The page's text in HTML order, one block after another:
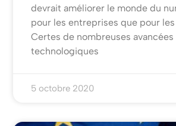
devrait améliorer le monde du
pour les entreprises que pour
Certes de nombreuses avancées
technologiques
5 octobre 2020